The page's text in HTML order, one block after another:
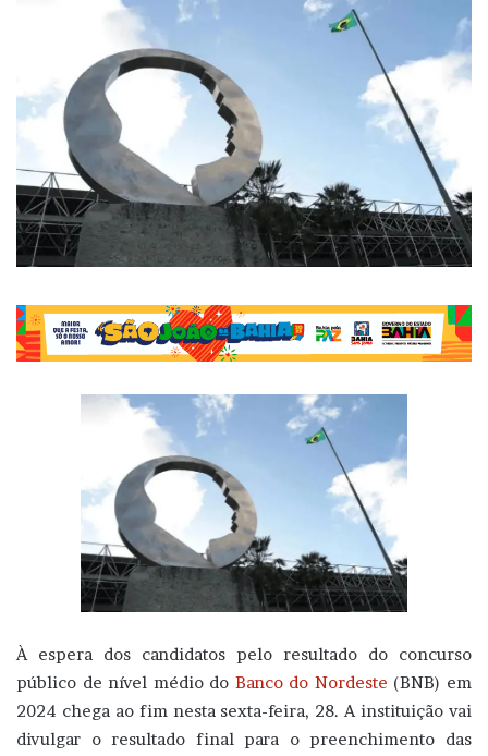
À espera dos candidatos pelo resultado do concurso
público de nível médio do Banco do Nordeste (BNB) em
2024 chega ao fim nesta sexta-feira, 28. A instituição vai
divulgar o resultado final para o preenchimento das